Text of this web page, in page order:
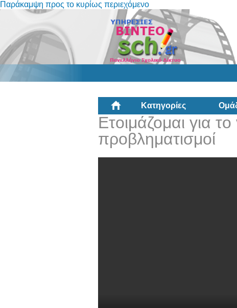
Παράκαμψη προς το κυρίως περιεχόμενο
Κατηγορίες
Ετοιμάζομαι για
προβληματισμοί